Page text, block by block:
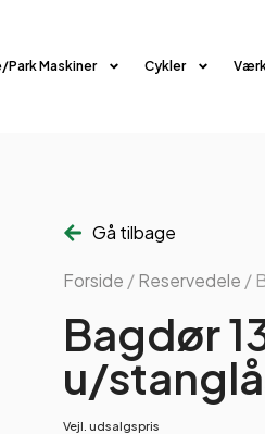
Park Maskiner Cykler
Gå tilbage
Forside /Reservedele /
Bagdør
u/
Vejl. udsalgspris